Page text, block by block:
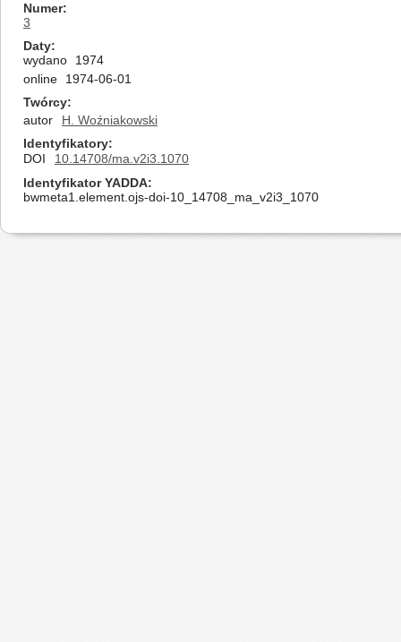
Numer
3
Daty
wydano
1974
online
1974-06-01
Twórcy
autor
H. Woźniakowski
Identyfikatory
DOI
10.14708/ma.v2i3.1070
Identyfikator YADDA
bwmeta1.element.ojs-doi-10_14708_ma_v2i3_1070